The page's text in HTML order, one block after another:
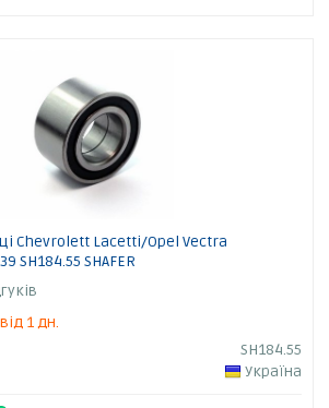
Chevrolett Lacetti/Opel Vectra
SH184.55 SHAFER
1 дн.
SH184.55
Україна